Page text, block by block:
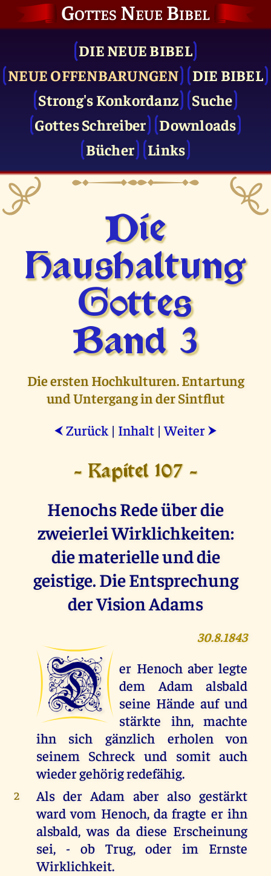
Gottes Neue Bibel
DIE NEUE BIBEL
NEUE OFFENBARUNGEN
DIE BIBEL
Strong's Konkordanz
Suche
Gottes Schreiber
Downloads
Bücher
Links
Die
Haushaltung
Gottes
Band 3
Die ersten Hochkulturen. Entartung
und Untergang in der Sintflut
⮜ Zurück | Inhalt |Weiter ⮞
- Kapitel 107 -
Henochs Rede über die
zweierlei Wirklichkeiten:
die materielle und die
geistige. Die Entsprechung
der Vision Adams
30.8.1843
D
er Henoch aber legte
dem Adam alsbald
seine Hände auf und
stärkte ihn, machte
ihn sich gänzlich erholen von
seinem Schreck und somit auch
wieder gehörig redefähig.
2
Als der Adam aber also gestärkt
ward vom Henoch, da fragte er ihn
alsbald, was da diese Erscheinung
sei, - ob Trug, oder im Ernste
Wirklichkeit.